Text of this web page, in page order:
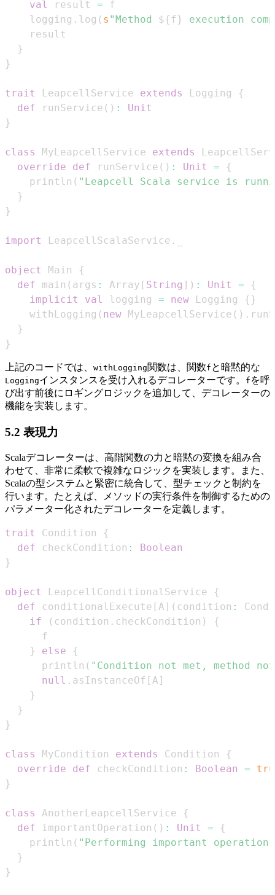
val result =
    logging
. log ( s "Method ${f }
execution
}
}
trait LeapcellService extends Logging
{
def runService ( ) :
Unit
}
class MyLeapcellService extends
override
def runService ( ) : Unit =
{
    println
( "Leapcell Scala service is
}
}
import LeapcellScalaService .
object Main
{
def main ( args : Array [ String ] ) : Unit =
{
implicit
val logging = new Logging { }
    withLogging
( new MyLeapcellService ( ) .
}
}
上記のコードでは、 withLogging関数は、関数f と暗黙的な
Loggingインスタンスを受け入れるデコレーターです。 f を呼
び出す前後にロギングロジックを追加して、デコレーターの
機能を実装します。
5.2 表現力
Scalaデコレーターは、高階関数の力と暗黙の変換を組み合
わせて、非常に柔軟で複雑なロジックを実装します。また、
Scalaの型システムと緊密に統合して、型チェックと制約を
行います。たとえば、メソッドの実行条件を制御するための
パラメーター化されたデコレーターを定義します。
trait Condition
{
def checkCondition :
Boolean
}
object LeapcellConditionalService
{
def conditionalExecute [A ] ( condition :
if
( condition . checkCondition )
{
}
else
{
      println
( "Condition not met, method
null . asInstanceOf [A ]
}
}
}
class MyCondition extends Condition
{
override
def checkCondition : Boolean =
}
class AnotherLeapcellService
{
def importantOperation ( ) : Unit =
{
    println
( "Performing important operation"
}
}